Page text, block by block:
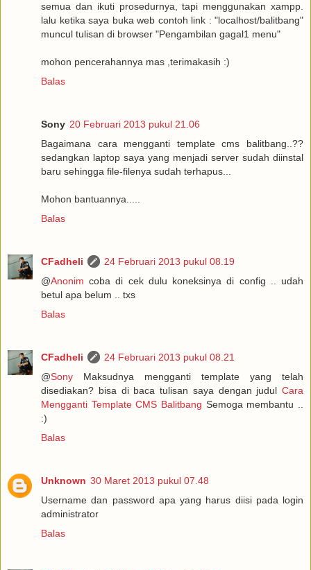
semua dan ikuti prosedurnya, tapi menggunakan xampp.
lalu ketika saya buka web contoh link : "localhost/balitbang"
muncul tulisan di browser "Pengambilan gagal1 menu"
mohon pencerahannya mas ,terimakasih :)
Balas
Sony 20 Februari 2013 pukul 21.06
Bagaimana cara mengganti template cms balitbang..??
sedangkan laptop saya yang menjadi server sudah diinstal
baru sehingga file-filenya sudah terhapus...
Mohon bantuannya.....
Balas
CFadheli
24 Februari 2013 pukul 08.19
@Anonim coba di cek dulu koneksinya di config .. udah
betul apa belum .. txs
Balas
CFadheli
24 Februari 2013 pukul 08.21
@Sony Maksudnya mengganti template yang telah
disediakan? bisa di baca tulisan saya dengan judul Cara
Mengganti Template CMS Balitbang Semoga membantu ..
:)
Balas
Unknown 30 Maret 2013 pukul 07.48
Username dan password apa yang harus diisi pada login
administrator
Balas